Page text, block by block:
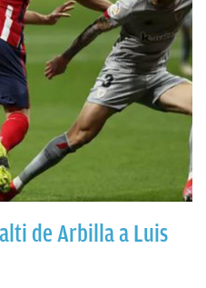
de Arbilla a Luis